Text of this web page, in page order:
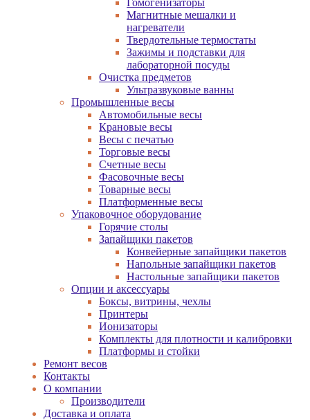
Гомогенизаторы
Магнитные мешалки и
нагреватели
Твердотельные термостаты
Зажимы и подставки для
лабораторной посуды
Очистка предметов
Ультразвуковые ванны
Промышленные весы
Автомобильные весы
Крановые весы
Весы с печатью
Торговые весы
Счетные весы
Фасовочные весы
Товарные весы
Платформенные весы
Упаковочное оборудование
Горячие столы
Запайщики пакетов
Конвейерные запайщики пакетов
Напольные запайщики пакетов
Настольные запайщики пакетов
Опции и аксессуары
Боксы, витрины, чехлы
Принтеры
Ионизаторы
Комплекты для плотности и калибровки
Платформы и стойки
Ремонт весов
Контакты
О компании
Производители
Доставка и оплата